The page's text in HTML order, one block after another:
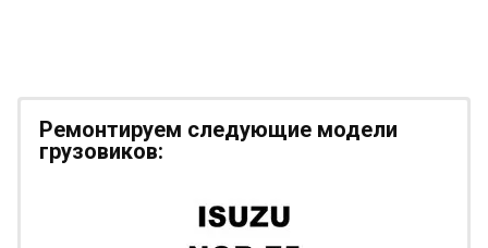
Ремонтируем следующие модели
грузовиков: